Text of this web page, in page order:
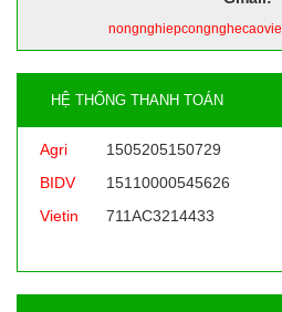
HỆ THỐNG THANH TOÁN
Agri
1505205150729
BIDV
15110000545626
Vietin
711AC3214433